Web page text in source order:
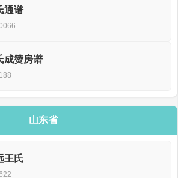
通谱
成赞房谱
山东省
王氏